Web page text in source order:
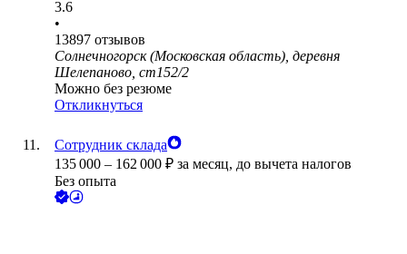
3.6
•
13897 отзывов
Солнечногорск (Московская область), деревня
Шелепаново, ст152/2
Можно без резюме
Откликнуться
Сотрудник склада
135 000 – 162 000 ₽ за месяц, до вычета налогов
Без опыта